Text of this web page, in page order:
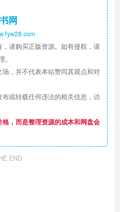
网
请购买正版资源。如有侵权，请
，并不代表本站赞同其观点和对
或转载任何违法的相关信息，访
，而是整理资源的成本和网盘会
END